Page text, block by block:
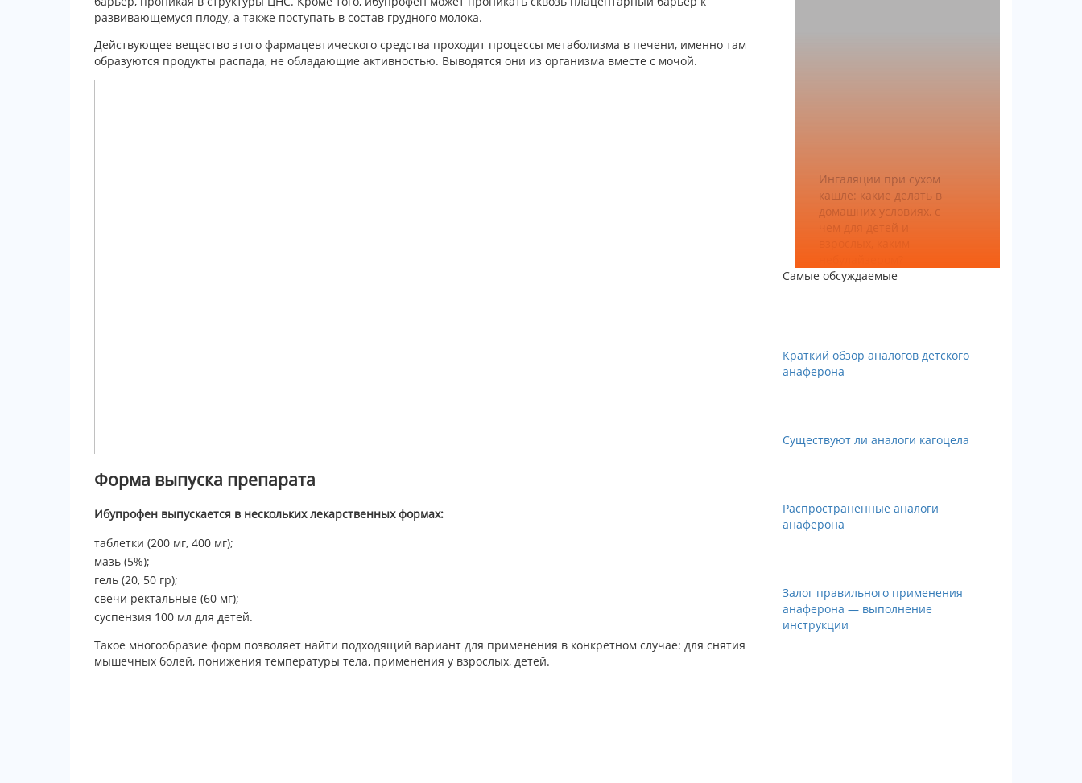
развивающемуся плоду, а также поступать в состав грудного молока.
Действующее вещество этого фармацевтического средства проходит процессы метаболизма в печени, именно там
образуются продукты распада, не обладающие активностью. Выводятся они из организма вместе с мочой.
Форма выпуска препарата
Ибупрофен выпускается в нескольких лекарственных формах:
таблетки (200 мг, 400 мг);
мазь (5%);
гель (20, 50 гр);
свечи ректальные (60 мг);
суспензия 100 мл для детей.
Такое многообразие форм позволяет найти подходящий вариант для применения в конкретном случае: для снятия
мышечных болей, понижения температуры тела, применения у взрослых, детей.
Ингаляции при сухом
кашле: какие делать в
домашних условиях, с
чем для детей и
Самые обсуждаемые
Краткий обзор аналогов детского
анаферона
Существуют ли аналоги кагоцела
Распространенные аналоги
анаферона
Залог правильного применения
анаферона — выполнение
инструкции